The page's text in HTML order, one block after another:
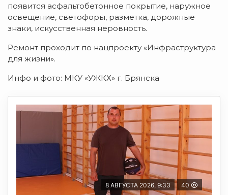
появится асфальтобетонное покрытие, наружное
освещение, светофоры, разметка, дорожные
знаки, искусственная неровность.
Ремонт проходит по нацпроекту «Инфраструктура
для жизни».
Инфо и фото: МКУ «УЖКХ» г. Брянска
8 АВГУСТА 2026, 9:33 40